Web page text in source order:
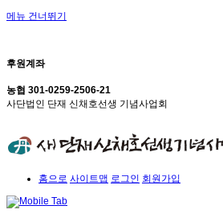
메뉴 건너뛰기
후원계좌
농협 301-0259-2506-21
사단법인 단재 신채호선생 기념사업회
홈으로 사이트맵 로그인 회원가입